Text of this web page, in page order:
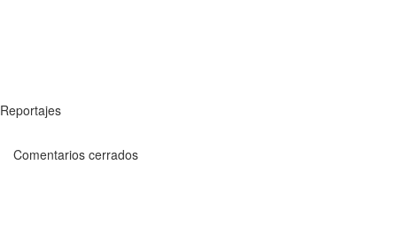
Reportajes
Comentarios cerrados